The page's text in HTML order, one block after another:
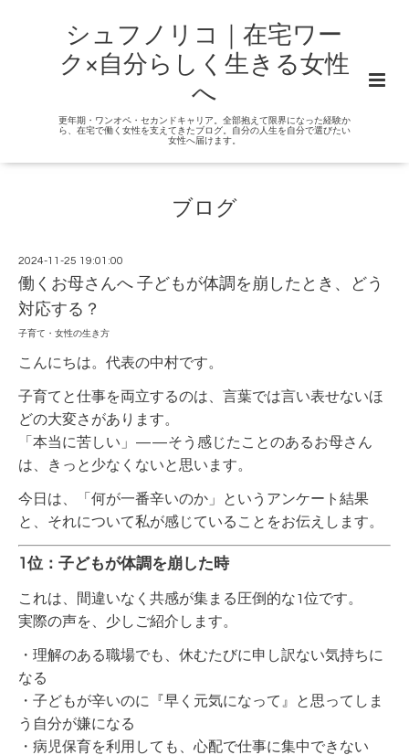
シュフノリコ｜在宅ワー
ク×自分らしく生きる女性
へ
更年期・ワンオペ・セカンドキャリア。全部抱えて限界になった経験か
ら、在宅で働く女性を支えてきたブログ。自分の人生を自分で選びたい
女性へ届けます。
ブログ
2024-11-25 19:01:00
働くお母さんへ 子どもが体調を崩したとき、どう
対応する？
子育て・女性の生き方
こんにちは。代表の中村です。
子育てと仕事を両立するのは、言葉では言い表せないほ
どの大変さがあります。
「本当に苦しい」——そう感じたことのあるお母さん
は、きっと少なくないと思います。
今日は、「何が一番辛いのか」というアンケート結果
と、それについて私が感じていることをお伝えします。
1位：子どもが体調を崩した時
これは、間違いなく共感が集まる圧倒的な1位です。
実際の声を、少しご紹介します。
・理解のある職場でも、休むたびに申し訳ない気持ちに
なる
・子どもが辛いのに『早く元気になって』と思ってしま
う自分が嫌になる
・病児保育を利用しても、心配で仕事に集中できない